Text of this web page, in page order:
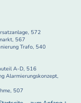
572
567
Trafo, 540
A-D, 516
Alarmierungskonzept,
507